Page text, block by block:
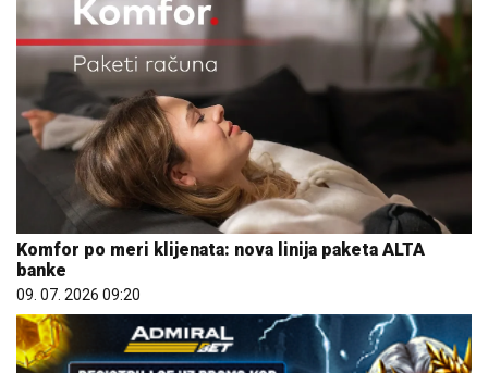
Komfor po meri klijenata: nova linija paketa ALTA
banke
09. 07. 2026 09:20